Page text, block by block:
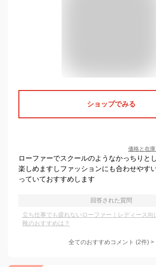
ショップでみる
価格と在庫
ローファーでスクールのようなかっちりと
楽しめますしファッションにも合わせやす
っていておすすめします
回答された質問
立ち仕事でも疲れないローファー｜レディース向
靴のおすすめは？
全てのおすすめコメント (2件) >